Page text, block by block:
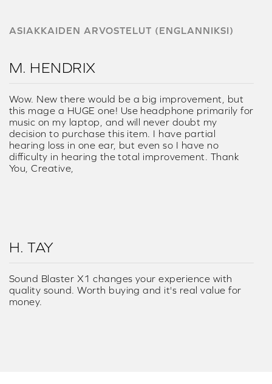
ASIAKKAIDEN ARVOSTELUT (ENGLANNIKSI)
M. HENDRIX
Wow. New there would be a big improvement, but
this mage a HUGE one! Use headphone primarily for
music on my laptop, and will never doubt my
decision to purchase this item. I have partial
hearing loss in one ear, but even so I have no
difficulty in hearing the total improvement. Thank
You, Creative,
H. TAY
Sound Blaster X1 changes your experience with
quality sound. Worth buying and it's real value for
money.